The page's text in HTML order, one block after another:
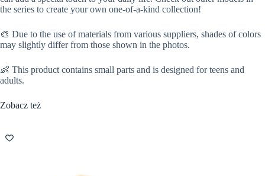
the series to create your own one-of-a-kind collection!
🎨 Due to the use of materials from various suppliers, shades of colors
may slightly differ from those shown in the photos.
👶 This product contains small parts and is designed for teens and
adults.
Zobacz też